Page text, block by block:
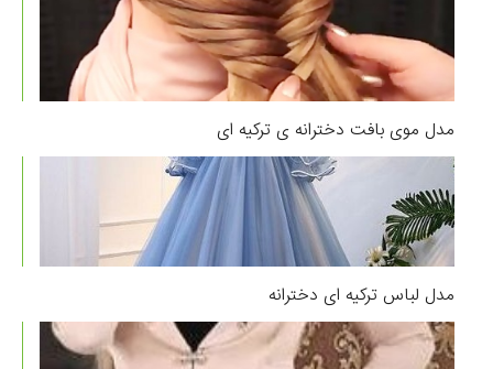
مدل موی بافت دخترانه ی ترکیه ای
مدل لباس ترکیه ای دخترانه